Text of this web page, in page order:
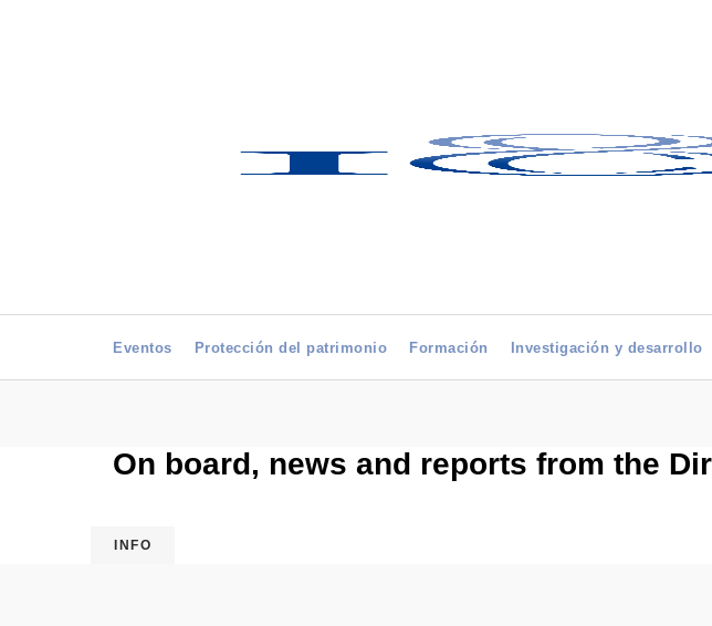
Eventos Protección del patrimonio Formación Investigación y desarrollo
On board, news and reports from the
INFO